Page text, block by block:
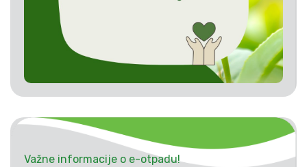
Važne informacije o e-otpadu!